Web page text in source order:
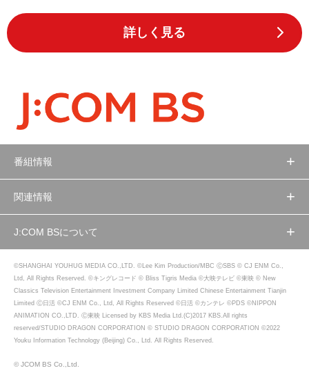
詳しく見る
番組情報
関連情報
J:COM BSについて
©SHANGHAI YOUHUG MEDIA CO.,LTD. ©Lee Kim Production/MBC ⒸSBS © CJ ENM Co.,
Ltd, All Rights Reserved. ©キングレコード © Bliss Tigris Media ©大映テレビ ©東映 © New
Classics Television Entertainment Investment Company Limited Chinese Entertainment Tianjin
Limited Ⓒ日活 ©CJ ENM Co., Ltd, All Rights Reserved ©日活 ©カンテレ ©PDS ©NIPPON
ANIMATION CO.,LTD. Ⓒ東映 Licensed by KBS Media Ltd.(C)2017 KBS.All rights
reserved/STUDIO DRAGON CORPORATION © STUDIO DRAGON CORPORATION ©2022
Youku Information Technology (Beijing) Co., Ltd. All Rights Reserved.
© JCOM BS Co.,Ltd.